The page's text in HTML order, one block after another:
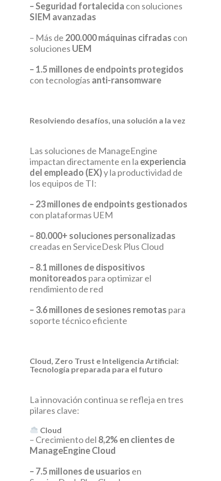
– Seguridad fortalecida con soluciones
SIEM avanzadas
– Más de 200.000 máquinas cifradas con
soluciones UEM
– 1.5 millones de endpoints protegidos
con tecnologías anti-ransomware
Resolviendo desafíos, una solución a la vez
Las soluciones de ManageEngine
impactan directamente en la experiencia
del empleado (EX)y la productividad de
los equipos de TI:
– 23 millones de endpoints gestionados
con plataformas UEM
– 80.000+ soluciones personalizadas
creadas en ServiceDesk Plus Cloud
– 8.1 millones de dispositivos
monitoreados para optimizar el
rendimiento de red
– 3.6 millones de sesiones remotas para
soporte técnico eficiente
Cloud, Zero Trust e Inteligencia Artificial:
Tecnología preparada para el futuro
La innovación continua se refleja en tres
pilares clave:
Cloud
– Crecimiento del 8,2% en clientes de
ManageEngine Cloud
– 7.5 millones de usuarios en